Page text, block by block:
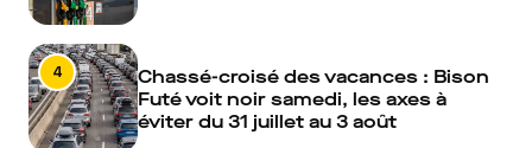
4
Chassé-croisé des vacances : Bison
Futé voit noir samedi, les axes à
éviter du 31 juillet au 3 août